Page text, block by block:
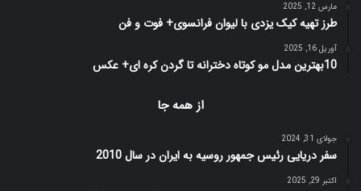
مارس 12, 2025
طرز تهیه کیک یزدی با لیوان فرانسوی+ فوت و فن
آوریل 16, 2025
10بهترین مدل مو کوتاه دخترانه تا گردن کره ای+ عکس
از همه جا
جولای 31, 2024
سفر دریایی رئیس جمهور روسیه به ایران در سال 2010
اکتبر 29, 2025